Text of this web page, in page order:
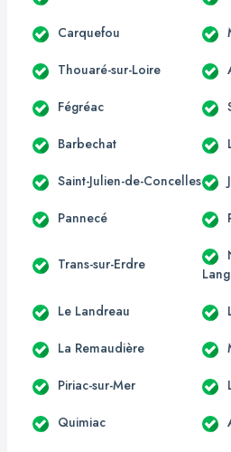
Carquefou
Thouaré-sur-Loire
Fégréac
Barbechat
Saint-Julien-de-Concelles
Pannecé
Trans-sur-Erdre
Le Landreau
La Remaudière
Piriac-sur-Mer
Quimiac